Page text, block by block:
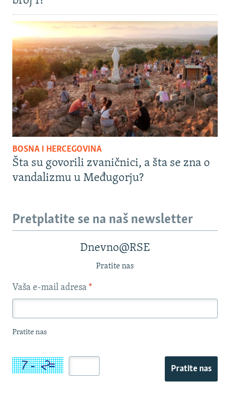
BOSNA I HERCEGOVINA
Šta su govorili zvaničnici, a šta se zna o
vandalizmu u Međugorju?
Pretplatite se na naš newsletter
Dnevno@RSE
Pratite nas
Vaša e-mail adresa *
Pratite nas
Pratite nas